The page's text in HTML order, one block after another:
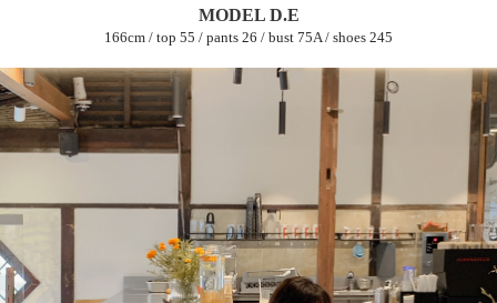
MODEL D.E
166cm / top 55 / pants 26 / bust 75A / shoes 245